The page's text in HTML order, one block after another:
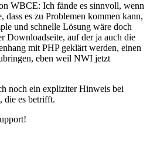
WBCE: Ich fände es sinnvoll, wenn
dass es zu Problemen kommen kann,
und schnelle Lösung wäre doch
Downloadseite, auf der ja auch die
mit PHP geklärt werden, einen
eben weil NWI jetzt
noch ein expliziter Hinweis bei
die es betrifft.